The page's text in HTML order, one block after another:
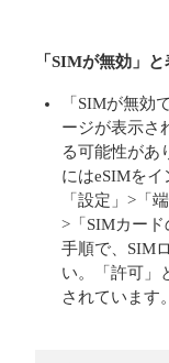
「SIMが無効」
「SIMが無効
ージが表示さ
る可能性があ
にはeSIMをイ
「設定」>「
>「SIMカー
手順で、SIM
い。「許可」
されています。